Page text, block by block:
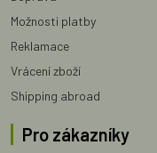
Možnosti platby
Reklamace
Vrácení zboží
Shipping abroad
Pro zákazníky